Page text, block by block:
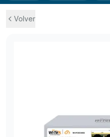
Volver